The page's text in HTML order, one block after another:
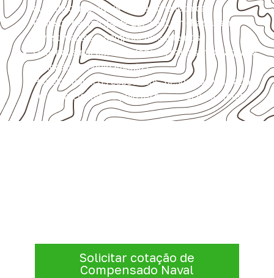
quando compatíveis com a ficha técnica.
Projetos de transporte que utilizam chapas em
revestimentos e componentes internos.
Uso industrial em embalagens, caixas, montagem e
proteção de equipamentos.
Projetos náuticos específicos, desde que validados
pela ficha técnica e pelo responsável pelo projeto.
Solicitar cotação de
Compensado Naval